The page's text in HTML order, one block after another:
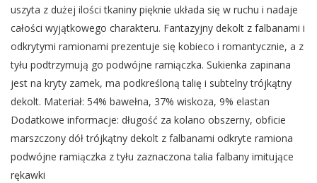
uszyta z dużej ilości tkaniny pięknie układa się w ruchu i nadaje
całości wyjątkowego charakteru. Fantazyjny dekolt z falbanami i
odkrytymi ramionami prezentuje się kobieco i romantycznie, a z
tyłu podtrzymują go podwójne ramiączka. Sukienka zapinana
jest na kryty zamek, ma podkreśloną talię i subtelny trójkątny
dekolt. Materiał: 54% bawełna, 37% wiskoza, 9% elastan
Dodatkowe informacje: długość za kolano obszerny, obficie
marszczony dół trójkątny dekolt z falbanami odkryte ramiona
podwójne ramiączka z tyłu zaznaczona talia falbany imitujące
rękawki